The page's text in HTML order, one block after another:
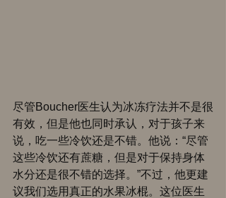
尽管Boucher医生认为冰冻疗法并不是很
有效，但是他也同时承认，对于孩子来
说，吃一些冷饮还是不错。他说：“尽管
这些冷饮还有蔗糖，但是对于保持身体
水分还是很不错的选择。”不过，他更建
议我们选用真正的水果冰棍。这位医生